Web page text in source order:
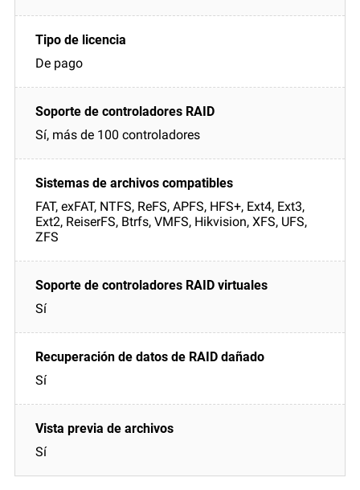
De pago
Sí, más de 100 controladores
FAT, exFAT, NTFS, ReFS, APFS, HFS+, Ext4, Ext3,
Ext2, ReiserFS, Btrfs, VMFS, Hikvision, XFS, UFS,
ZFS
Sí
Sí
Sí